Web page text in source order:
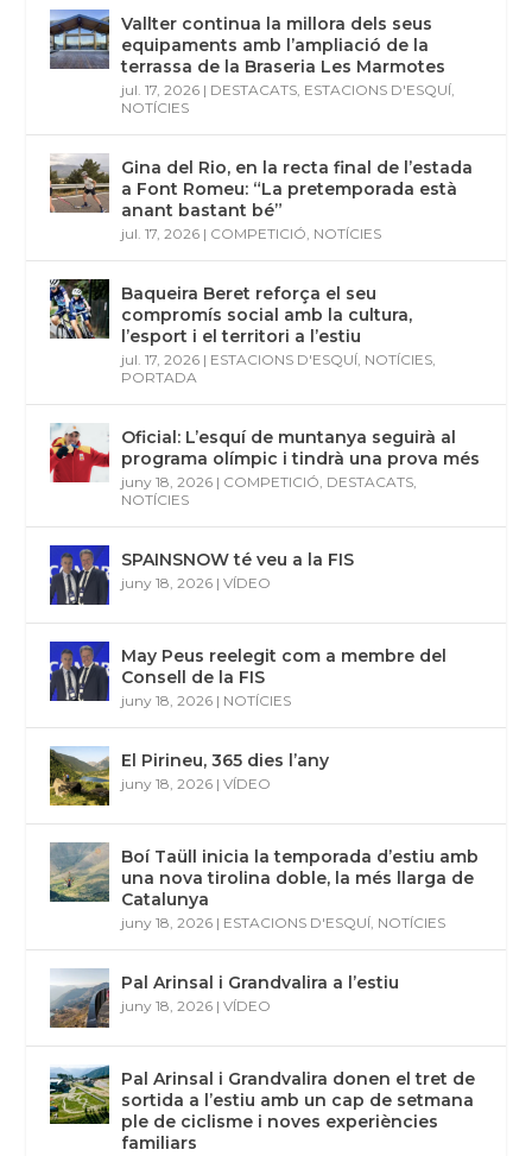
Vallter continua la millora dels seus
equipaments amb l’ampliació de la
terrassa de la Braseria Les Marmotes
jul. 17, 2026 | DESTACATS, ESTACIONS D'ESQUÍ,
NOTÍCIES
Gina del Rio, en la recta final de l’estada
a Font Romeu: “La pretemporada està
anant bastant bé”
jul. 17, 2026 | COMPETICIÓ, NOTÍCIES
Baqueira Beret reforça el seu
compromís social amb la cultura,
l’esport i el territori a l’estiu
jul. 17, 2026 | ESTACIONS D'ESQUÍ, NOTÍCIES,
PORTADA
Oficial: L’esquí de muntanya seguirà al
programa olímpic i tindrà una prova més
juny 18, 2026 | COMPETICIÓ, DESTACATS,
NOTÍCIES
SPAINSNOW té veu a la FIS
juny 18, 2026 |VÍDEO
May Peus reelegit com a membre del
Consell de la FIS
juny 18, 2026 | NOTÍCIES
El Pirineu, 365 dies l’any
juny 18, 2026 |VÍDEO
Boí Taüll inicia la temporada d’estiu amb
una nova tirolina doble, la més llarga de
Catalunya
juny 18, 2026 | ESTACIONS D'ESQUÍ, NOTÍCIES
Pal Arinsal i Grandvalira a l’estiu
juny 18, 2026 |VÍDEO
Pal Arinsal i Grandvalira donen el tret de
sortida a l’estiu amb un cap de setmana
ple de ciclisme i noves experiències
familiars